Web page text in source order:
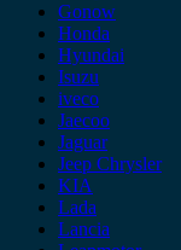
Gonow
Honda
Hyundai
Isuzu
iveco
Jaecoo
Jaguar
Jeep Chrysler
KIA
Lada
Lancia